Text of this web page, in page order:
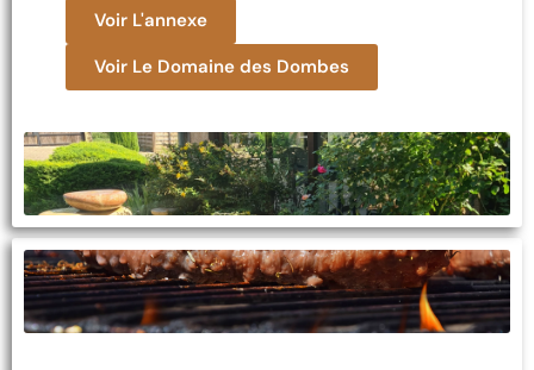
Voir L'annexe
Voir Le Domaine des Dombes